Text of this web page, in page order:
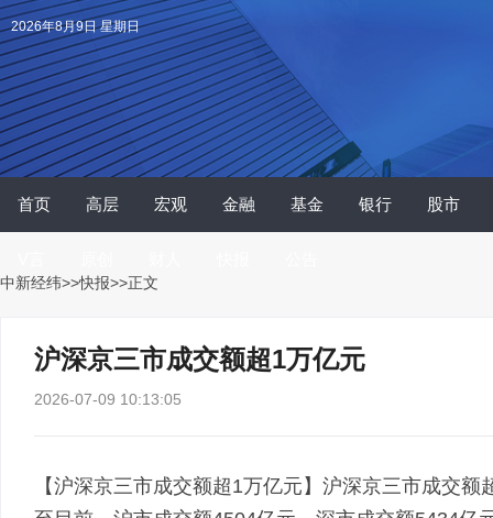
2026年8月9日 星期日
首页 高层 宏观 金融 基金 银行 股市
中新经纬>>快报>>正文
沪深京三市成交额超1万亿元
2026-07-09 10:13:05
【沪深京三市成交额超1万亿元】沪深京三市成交